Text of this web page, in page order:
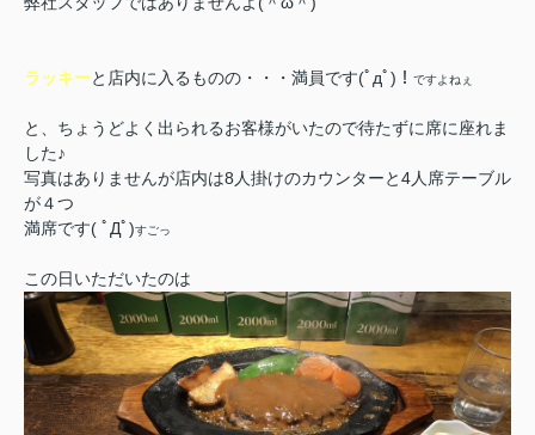
ラッキーと店内に入るものの・・・満員です(ﾟдﾟ)！ ですよねぇ
と、ちょうどよく出られるお客様がいたので待たずに席に座れま
した♪
写真はありませんが店内は8人掛けのカウンターと4人席テーブル
が４つ
満席です( ﾟДﾟ)すごっ
この日いただいたのは